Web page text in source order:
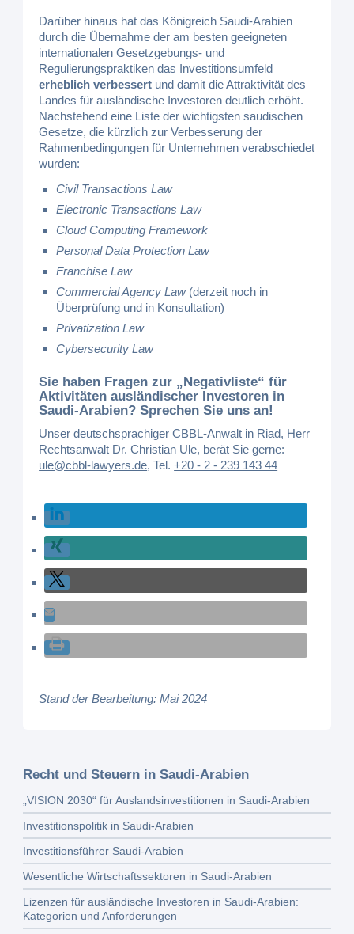
Darüber hinaus hat das Königreich Saudi-Arabien
durch die Übernahme der am besten geeigneten
internationalen Gesetzgebungs- und
Regulierungspraktiken das Investitionsumfeld
erheblich verbessert und damit die Attraktivität des
Landes für ausländische Investoren deutlich erhöht.
Nachstehend eine Liste der wichtigsten saudischen
Gesetze, die kürzlich zur Verbesserung der
Rahmenbedingungen für Unternehmen verabschiedet
wurden:
Civil Transactions Law
Electronic Transactions Law
Cloud Computing Framework
Personal Data Protection Law
Franchise Law
Commercial Agency Law(derzeit noch in
Überprüfung und in Konsultation)
Privatization Law
Cybersecurity Law
Sie haben Fragen zur „Negativliste“ für
Aktivitäten ausländischer Investoren in
Saudi-Arabien? Sprechen Sie uns an!
Unser deutschsprachiger CBBL-Anwalt in Riad, Herr
Rechtsanwalt Dr. Christian Ule, berät Sie gerne:
ule@cbbl-lawyers.de,Tel.+20 - 2 - 239 143 44
Stand der Bearbeitung: Mai 2024
Recht und Steuern in Saudi-Arabien
„VISION 2030“ für Auslandsinvestitionen in Saudi-Arabien
Investitionspolitik in Saudi-Arabien
Investitionsführer Saudi-Arabien
Wesentliche Wirtschaftssektoren in Saudi-Arabien
Lizenzen für ausländische Investoren in Saudi-Arabien:
Kategorien und Anforderungen